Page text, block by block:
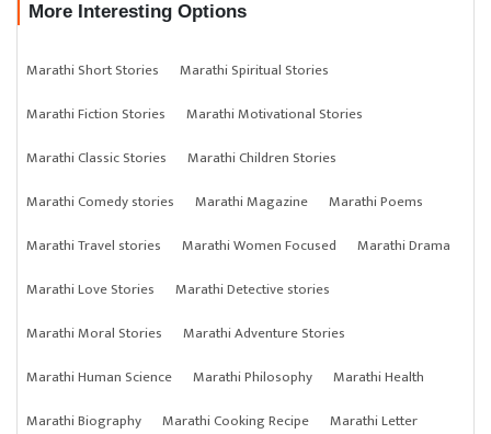
More Interesting Options
Marathi Short Stories
Marathi Spiritual Stories
Marathi Fiction Stories
Marathi Motivational Stories
Marathi Classic Stories
Marathi Children Stories
Marathi Comedy stories
Marathi Magazine
Marathi Poems
Marathi Travel stories
Marathi Women Focused
Marathi Drama
Marathi Love Stories
Marathi Detective stories
Marathi Moral Stories
Marathi Adventure Stories
Marathi Human Science
Marathi Philosophy
Marathi Health
Marathi Biography
Marathi Cooking Recipe
Marathi Letter